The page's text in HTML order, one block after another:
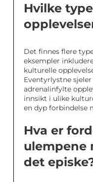
Hvilke
Det finnes flere
eksempler
kulturelle
Eventyrlystne
adrenalinfylte
innsikt i ulike
en dyp forbindelse
Hva er
ulempene
det